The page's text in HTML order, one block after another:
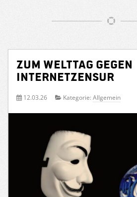
Zum Welttag gegen
Internetzensur
12.03.26 Kategorie: Allgemein